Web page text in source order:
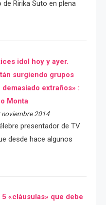
Ririka Suto en plena
idol hoy y ayer.
surgiendo grupos
demasiado extraños» :
Monta
noviembre 2014
presentador de TV
desde hace algunos
5 «cláusulas» que debe